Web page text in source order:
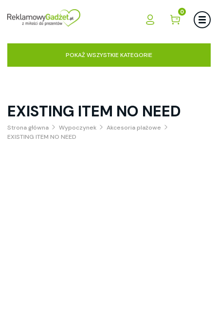
0
POKAŻ WSZYSTKIE KATEGORIE
EXISTING ITEM NO NEED
Strona główna Wypoczynek
Akcesoria plażowe
EXISTING ITEM NO NEED